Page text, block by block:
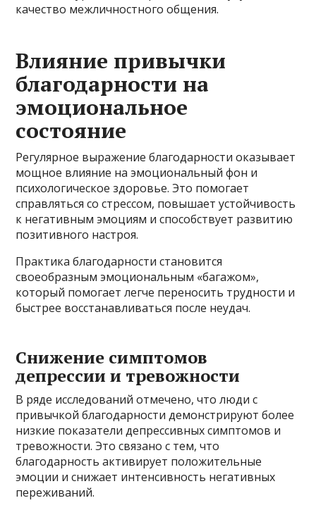
качество межличностного общения.
Влияние привычки
благодарности на
эмоциональное
состояние
Регулярное выражение благодарности оказывает
мощное влияние на эмоциональный фон и
психологическое здоровье. Это помогает
справляться со стрессом, повышает устойчивость
к негативным эмоциям и способствует развитию
позитивного настроя.
Практика благодарности становится
своеобразным эмоциональным «багажом»,
который помогает легче переносить трудности и
быстрее восстанавливаться после неудач.
Снижение симптомов
депрессии и тревожности
В ряде исследований отмечено, что люди с
привычкой благодарности демонстрируют более
низкие показатели депрессивных симптомов и
тревожности. Это связано с тем, что
благодарность активирует положительные
эмоции и снижает интенсивность негативных
переживаний.